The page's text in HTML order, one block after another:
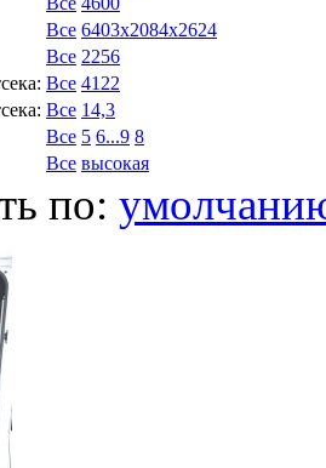
Все 6403x2084x2624
Все 2256
Все 4122
Все 14,3
Все 5 6...9 8
Все высокая
по: